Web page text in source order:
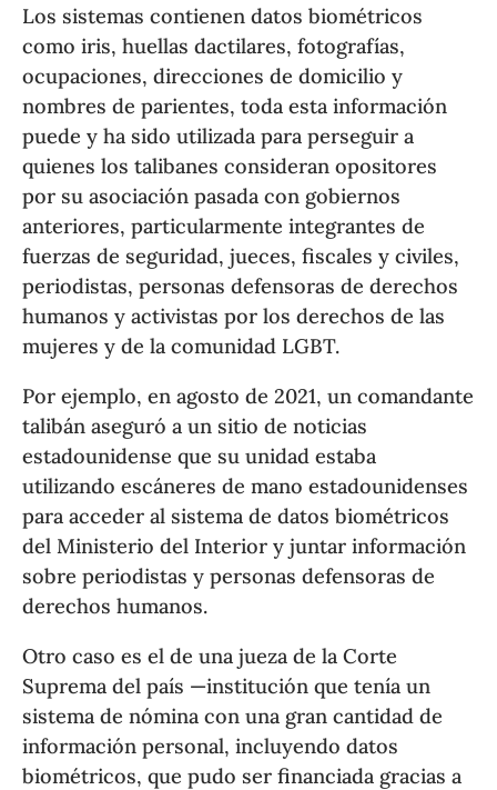
Los sistemas contienen datos biométricos
como iris, huellas dactilares, fotografías,
ocupaciones, direcciones de domicilio y
nombres de parientes, toda esta información
puede y ha sido utilizada para perseguir a
quienes los talibanes consideran opositores
por su asociación pasada con gobiernos
anteriores, particularmente integrantes de
fuerzas de seguridad, jueces, fiscales y civiles,
periodistas, personas defensoras de derechos
humanos y activistas por los derechos de las
mujeres y de la comunidad LGBT.
Por ejemplo, en agosto de 2021, un comandante
talibán aseguró a un sitio de noticias
estadounidense que su unidad estaba
utilizando escáneres de mano estadounidenses
para acceder al sistema de datos biométricos
del Ministerio del Interior y juntar información
sobre periodistas y personas defensoras de
derechos humanos.
Otro caso es el de una jueza de la Corte
Suprema del país —institución que tenía un
sistema de nómina con una gran cantidad de
información personal, incluyendo datos
biométricos, que pudo ser financiada gracias a